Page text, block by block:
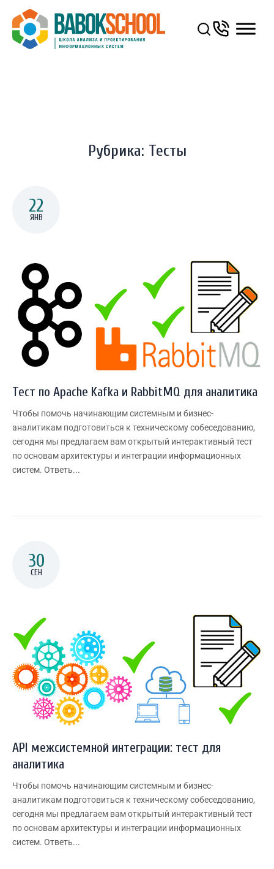
You Are Here: ГЛАВНАЯ / ТЕСТЫ
Рубрика: Тесты
22
ЯНВ
Тест по Apache Kafka и RabbitMQ для аналитика
Чтобы помочь начинающим системным и бизнес-
аналитикам подготовиться к техническому собеседованию,
сегодня мы предлагаем вам открытый интерактивный тест
по основам архитектуры и интеграции информационных
систем. Ответь...
30
СЕН
API межсистемной интеграции: тест для
аналитика
Чтобы помочь начинающим системным и бизнес-
аналитикам подготовиться к техническому собеседованию,
сегодня мы предлагаем вам открытый интерактивный тест
по основам архитектуры и интеграции информационных
систем. Ответь...